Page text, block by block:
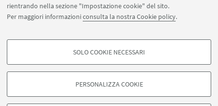
rientrando nella sezione "Impostazione cookie" del sito.
Per maggiori informazioniconsulta la nostra Cookie policy.
COOKIE DI PROFILAZIONE - FACOLTATIVI
degli utenti, creare profili in base al loro comportamento sul sito, per analisi
di marketing.
SOLO COOKIE NECESSARI
PERSONALIZZA COOKIE
APP:
©Copyright 2026 - ALMA MATER STUDIORUM - Università di
Bologna - Via Zamboni, 33 - 40126 Bologna - PI: 01131710376 - CF:
80007010376